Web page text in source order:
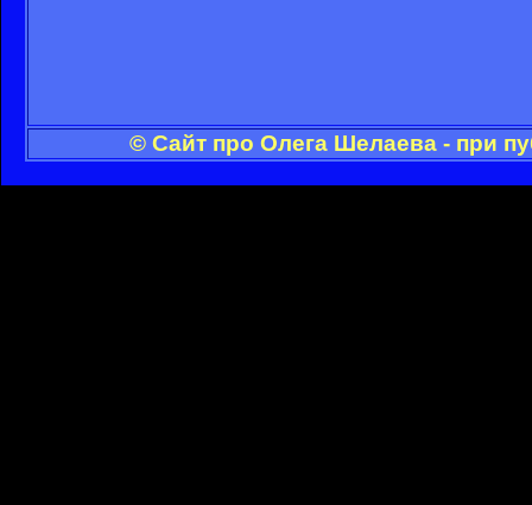
© Сайт про Олега Шелаева - при